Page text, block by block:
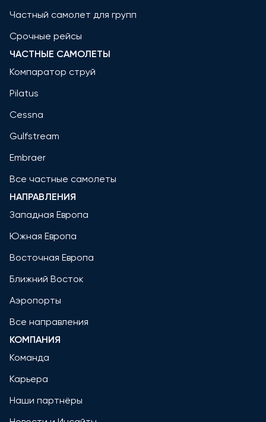
Частный самолет для групп
Срочные рейсы
ЧАСТНЫЕ САМОЛЕТЫ
Компаратор струй
Pilatus
Cessna
Gulfstream
Embraer
Все частные самолеты
НАПРАВЛЕНИЯ
Западная Европа
Южная Европа
Восточная Европа
Ближний Восток
Аэропорты
Все направления
КОМПАНИЯ
Команда
Карьера
Наши партнёры